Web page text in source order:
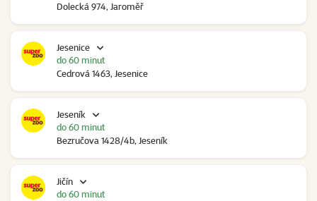
Dolecká 974, Jaroměř
Jesenice
Cedrová 1463, Jesenice
do 60 minut
Jeseník
Bezručova 1428/4b, Jeseník
do 60 minut
Jičín
do 60 minut